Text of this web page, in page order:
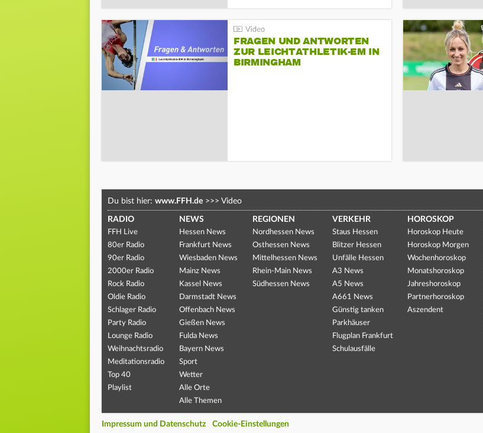
FRAGEN UND ANTWORTEN
ZUR LEICHTATHLETIK-EM IN
BIRMINGHAM
Du bist hier: www.FFH.de >>> Video
RADIO
FFH Live
80er Radio
90er Radio
2000er Radio
Rock Radio
Oldie Radio
Schlager Radio
Party Radio
Lounge Radio
Weihnachtsradio
Meditationsradio
Top 40
Playlist
NEWS
Hessen News
Frankfurt News
Wiesbaden News
Mainz News
Kassel News
Darmstadt News
Offenbach News
Gießen News
Fulda News
Bayern News
Sport
Wetter
Alle Orte
Alle Themen
REGIONEN
Nordhessen News
Osthessen News
Mittelhessen News
Rhein-Main News
Südhessen News
VERKEHR
Staus Hessen
Blitzer Hessen
Unfälle Hessen
A3 News
A5 News
A661 News
Günstig tanken
Parkhäuser
Flugplan Frankfurt
Schulausfälle
HOROSKOP
Horoskop Heute
Horoskop Morgen
Wochenhoroskop
Monatshoroskop
Jahreshoroskop
Partnerhoroskop
Aszendent
Impressum und Datenschutz Cookie-Einstellungen